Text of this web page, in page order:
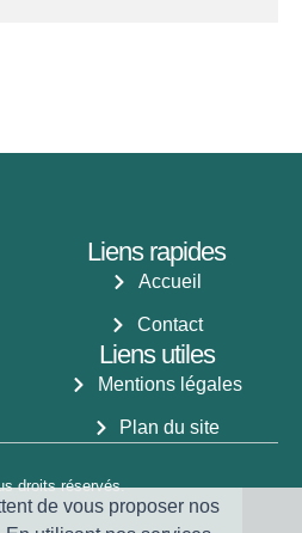
Liens rapides
Accueil
Contact
Liens utiles
Mentions légales
Plan du site
droits réservés.
de vous proposer nos